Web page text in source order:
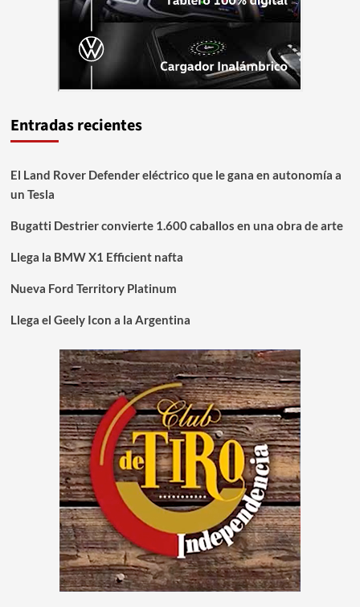
Entradas recientes
El Land Rover Defender eléctrico que le gana en autonomía a
un Tesla
Bugatti Destrier convierte 1.600 caballos en una obra de arte
Llega la BMW X1 Efficient nafta
Nueva Ford Territory Platinum
Llega el Geely Icon a la Argentina